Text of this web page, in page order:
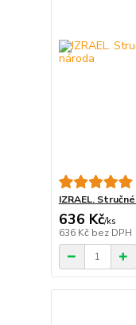
IZRAEL.
636 Kč/ks
636 Kč bez DPH